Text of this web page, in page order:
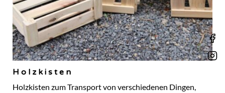
Holzkisten
Holzkisten zum Transport von verschiedenen Dingen,